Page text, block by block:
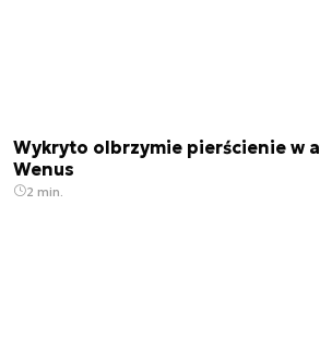
Wykryto olbrzymie pierścienie w
Wenus
2 min.